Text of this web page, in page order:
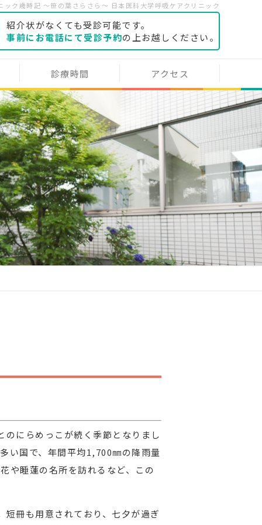
ック歳時記 ～笹の葉さらさら～ 日本医科大学呼吸ケアクリニック
紹介状がなくても受診可能です。
事前にお電話にて受診予約の上お越しください。
診療時間 アクセス
にらめっこが続く季節となりまし
い国で、年間平均1,700㎜の降雨量
や睡蓮の名所を訪れるなど、この
冊も用意されており、七夕が過ぎ